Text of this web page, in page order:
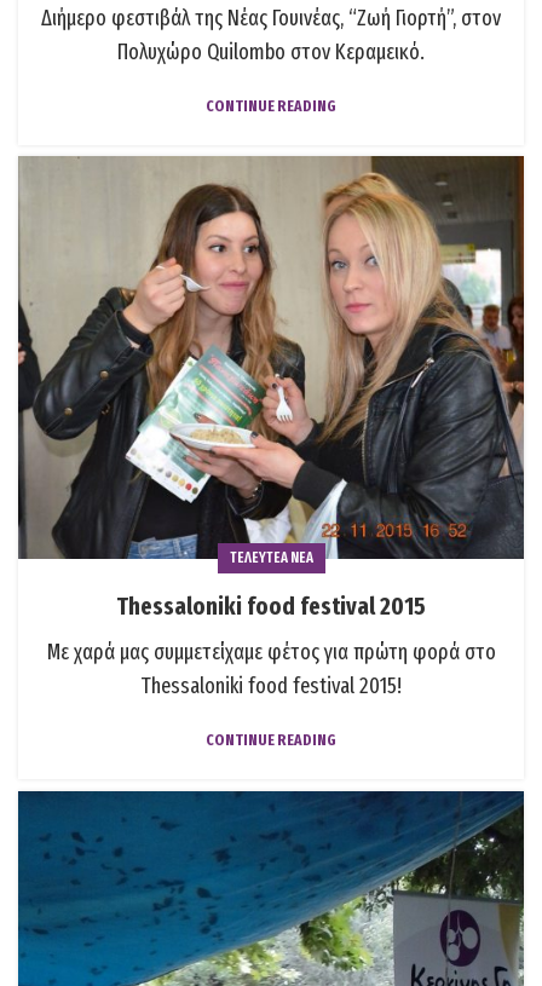
Διήμερο φεστιβάλ της Νέας Γουινέας, “Ζωή Γιορτή”, στον
Πολυχώρο Quilombo στον Κεραμεικό.
CONTINUE READING
ΤΕΛΕΥΤΕΑ ΝΕΑ
Thessaloniki food festival 2015
Με χαρά μας συμμετείχαμε φέτος για πρώτη φορά στο
Thessaloniki food festival 2015!
CONTINUE READING